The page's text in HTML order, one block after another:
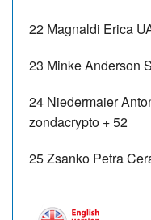
22 Magnaldi Erica
23 Minke Anderson
24 Niedermaier
zondacrypto + 52
25 Zsanko Petra